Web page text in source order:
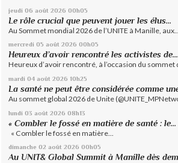
jeudi 06 août 2026 00h05
Le rôle crucial que peuvent jouer les élus...
Au Sommet mondial 2026 de l’UNITE à Manille, aux...
mercredi 05 août 2026 00h05
Heureux d’avoir rencontré les activistes de...
Heureux d’avoir rencontré, à l’occasion du sommet
mardi 04 août 2026 10h25
La santé ne peut être considérée comme
Au sommet global 2026 de Unite
lundi 03 août 2026 08h13
« Combler le fossé en matière de santé : le...
« Combler le fossé en matière...
dimanche 02 août 2026 00h05
Au UNIT& Global Summit à Manille dès